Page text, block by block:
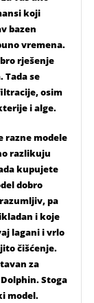
koji
bazen
vremena.
rješenje
Tada se
osim
i alge.
razne modele
razlikuju
kupujete
dobro
pa
i koje
lagani i vrlo
čišćenje.
za
Stoga
model.